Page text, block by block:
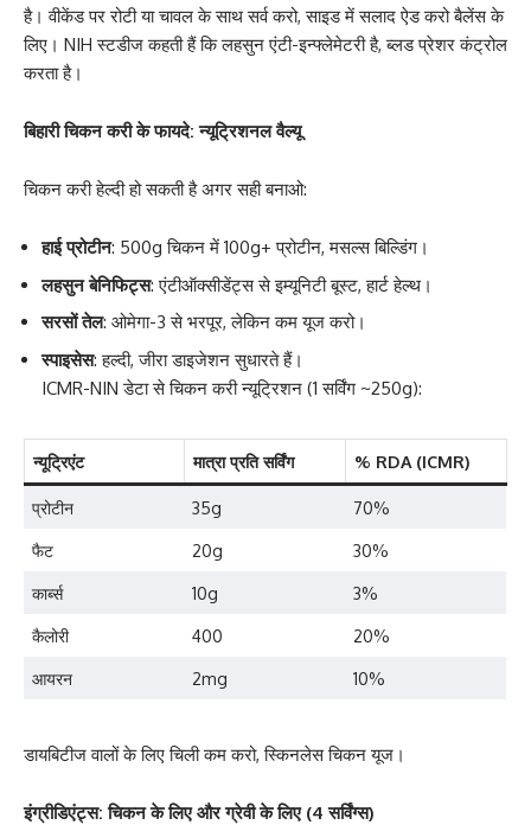
है। वीकेंड पर रोटी या चावल के साथ सर्व करो, साइड में सलाद ऐड करो बैलेंस के
लिए। NIH स्टडीज कहती हैं कि लहसुन एंटी-इन्फ्लेमेटरी है, ब्लड प्रेशर कंट्रोल
करता है।
बिहारी चिकन करी के फायदे: न्यूट्रिशनल वैल्यू
चिकन करी हेल्दी हो सकती है अगर सही बनाओ:
हाई प्रोटीन: 500g चिकन में 100g+ प्रोटीन, मसल्स बिल्डिंग।
लहसुन बेनिफिट्स: एंटीऑक्सीडेंट्स से इम्यूनिटी बूस्ट, हार्ट हेल्थ।
सरसों तेल: ओमेगा-3 से भरपूर, लेकिन कम यूज करो।
स्पाइसेस: हल्दी, जीरा डाइजेशन सुधारते हैं।
ICMR-NIN डेटा से चिकन करी न्यूट्रिशन (1 सर्विंग ~250g):
न्यूट्रिएंट मात्रा प्रति सर्विंग % RDA (ICMR)
प्रोटीन 35g
70%
फैट
20g
30%
कार्ब्स
10g
3%
कैलोरी
400
20%
आयरन
2mg 10%
डायबिटीज वालों के लिए चिली कम करो, स्किनलेस चिकन यूज।
इंग्रीडिएंट्स: चिकन के लिए और ग्रेवी के लिए (4 सर्विंग्स)